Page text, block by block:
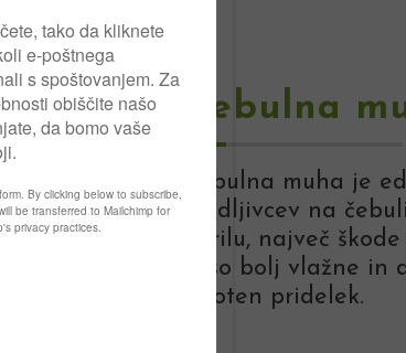
Čebulna
Čebulna muha je
škodljivcev na
aprilu, največ
ki so bolj vlažne in
celoten pridelek.